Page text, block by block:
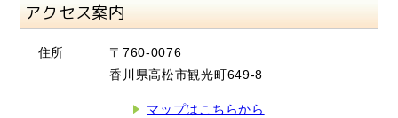
アクセス案内
住所
〒760-0076
香川県高松市観光町649-8
マップはこちらから